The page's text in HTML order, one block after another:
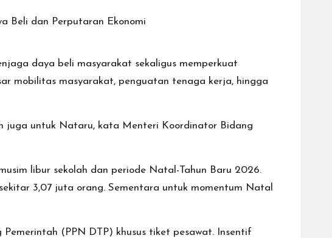
daya beli masyarakat sekaligus memperkuat
mobilitas masyarakat, penguatan tenaga kerja, hingga
juga untuk Nataru, kata Menteri Koordinator Bidang
libur sekolah dan periode Natal-Tahun Baru 2026.
3,07 juta orang. Sementara untuk momentum Natal
(PPN DTP) khusus tiket pesawat. Insentif